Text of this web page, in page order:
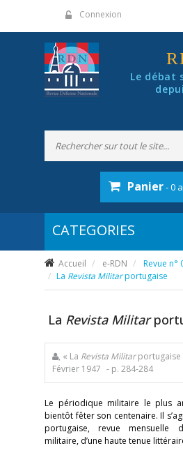
Connexion
Le débat
Panier- 0
Accueil e-RDN
Revue n°
La Revista Militarportugaise
La Revista Militar
, « La Revista Militar
Février 1947 - p. 284-284
Le périodique militaire le plus
bientôt fêter son centenaire. Il
portugaise, revue mensuelle
militaire, d’une haute tenue